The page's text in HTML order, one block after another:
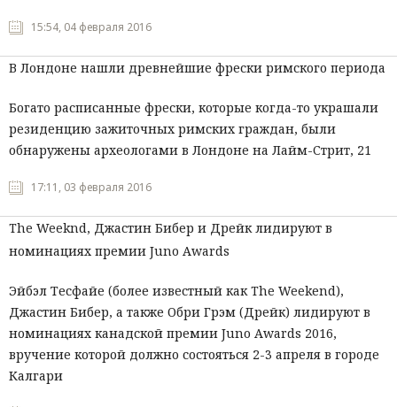
15:54, 04 февраля 2016
В Лондоне нашли древнейшие фрески римского периода
Богато расписанные фрески, которые когда-то украшали
резиденцию зажиточных римских граждан, были
обнаружены археологами в Лондоне на Лайм-Стрит, 21
17:11, 03 февраля 2016
The Weeknd, Джастин Бибер и Дрейк лидируют в
номинациях премии Juno Awards
Эйбэл Тесфайе (более известный как The Weekеnd),
Джастин Бибер, а также Обри Грэм (Дрейк) лидируют в
номинациях канадской премии Juno Awards 2016,
вручение которой должно состояться 2-3 апреля в городе
Калгари